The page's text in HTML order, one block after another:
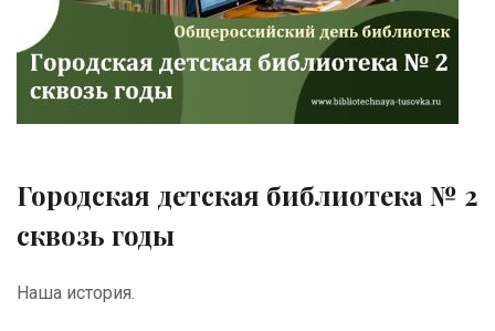
Городская детская библиотека № 2
сквозь годы
Наша история.